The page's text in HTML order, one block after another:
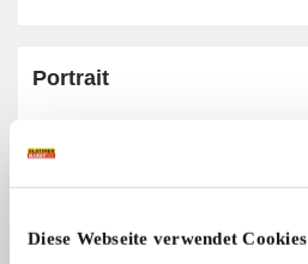
Diese Webseite verwendet Cookies
Portrait